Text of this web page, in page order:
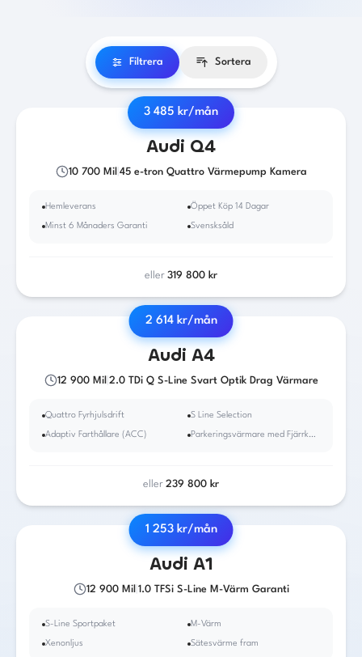
Filtrera Sortera
3 485 kr/mån
Audi Q4
10 700Mil 45 e-tron Quattro Värmepump Kamera
Hemleverans Öppet Köp 14 Dagar
Minst 6 Månaders Garanti Svensksåld
eller 319 800 kr
2 614kr/mån
Audi A4
12 900Mil 2.0 TDi Q S-Line Svart Optik Drag Värmare
Quattro Fyrhjulsdrift S Line Selection
Adaptiv Farthållare (ACC) Parkeringsvärmare med Fjärrkontroll
eller 239 800 kr
1 253kr/mån
Audi A1
12 900Mil 1.0 TFSi S-Line M-Värm Garanti
S-Line Sportpaket M-Värm
Xenonljus Sätesvärme fram